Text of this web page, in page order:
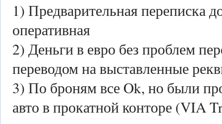
1) Предварительная переписка
оперативная
2) Деньги в евро без проблем
переводом на выставленные
3) По броням все Ok, но были
авто в прокатной конторе (VIA